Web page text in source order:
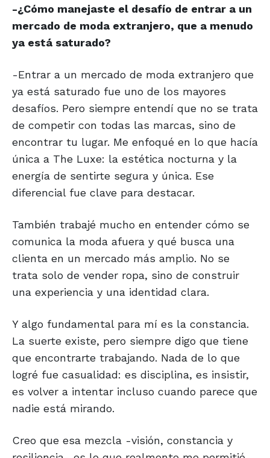
-¿Cómo manejaste el desafío de entrar a un
mercado de moda extranjero, que a menudo
ya está saturado?
-Entrar a un mercado de moda extranjero que
ya está saturado fue uno de los mayores
desafíos. Pero siempre entendí que no se trata
de competir con todas las marcas, sino de
encontrar tu lugar. Me enfoqué en lo que hacía
única a The Luxe: la estética nocturna y la
energía de sentirte segura y única. Ese
diferencial fue clave para destacar.
También trabajé mucho en entender cómo se
comunica la moda afuera y qué busca una
clienta en un mercado más amplio. No se
trata solo de vender ropa, sino de construir
una experiencia y una identidad clara.
Y algo fundamental para mí es la constancia.
La suerte existe, pero siempre digo que tiene
que encontrarte trabajando. Nada de lo que
logré fue casualidad: es disciplina, es insistir,
es volver a intentar incluso cuando parece que
nadie está mirando.
Creo que esa mezcla -visión, constancia y